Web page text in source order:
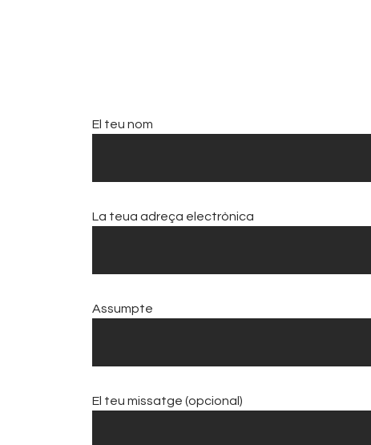
El teu nom
La teua adreça electrònica
Assumpte
El teu missatge (opcional)